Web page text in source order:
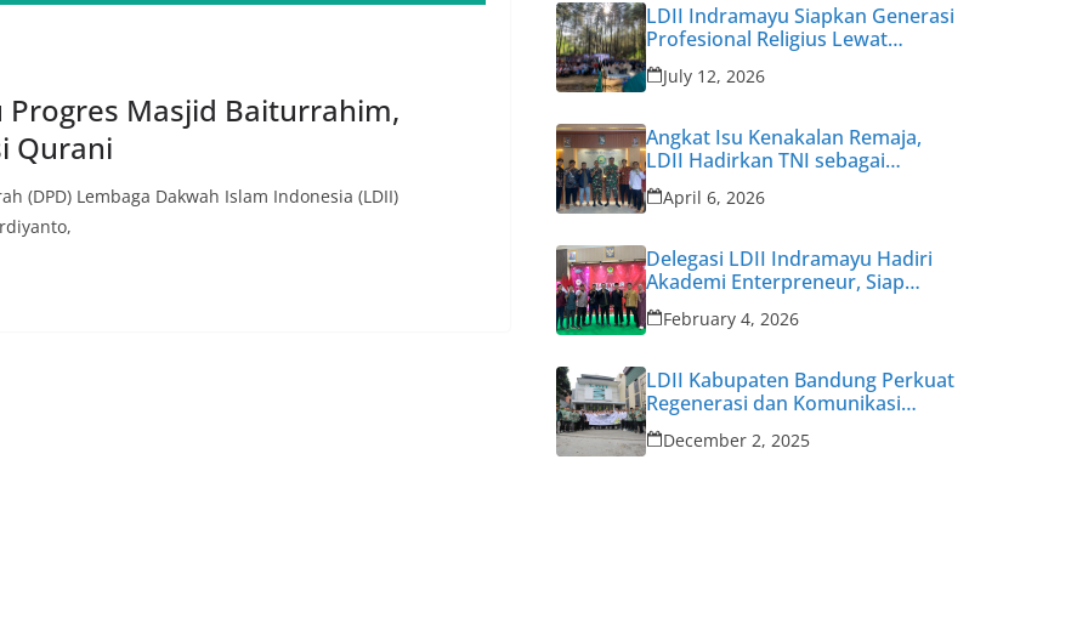
Progres Masjid Baiturrahim,
Qurani
(DPD) Lembaga Dakwah Islam Indonesia (LDII)
LDII Indramayu Siapkan Generasi
Profesional Religius Lewat
Permata CAI ke-47
July 12, 2026
Angkat Isu Kenakalan Remaja,
LDII Hadirkan TNI sebagai
Narasumber
April 6, 2026
Delegasi LDII Indramayu Hadiri
Akademi Enterpreneur, Siap
Cetak Enterpreneur Muda
February 4, 2026
LDII Kabupaten Bandung Perkuat
Regenerasi dan Komunikasi
Pengurus untuk Hadapi
Tantangan Zaman
December 2, 2025